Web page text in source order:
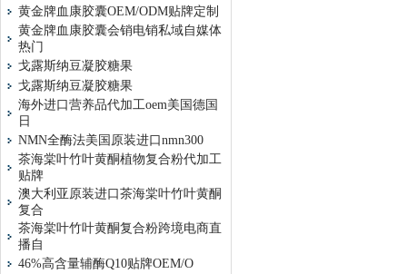
黄金牌血康胶囊OEM/ODM贴牌定制
黄金牌血康胶囊会销电销私域自媒体
热门
戈露斯纳豆凝胶糖果
戈露斯纳豆凝胶糖果
海外进口营养品代加工oem美国德国
日
NMN全酶法美国原装进口nmn300
茶海棠叶竹叶黄酮植物复合粉代加工
贴牌
澳大利亚原装进口茶海棠叶竹叶黄酮
复合
茶海棠叶竹叶黄酮复合粉跨境电商直
播自
46%高含量辅酶Q10贴牌OEM/O